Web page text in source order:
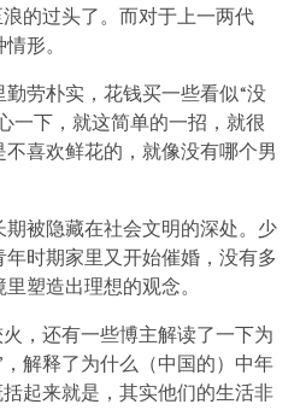
的过头了。而对于上一两代
形。
劳朴实，花钱买一些看似“没
一下，就这简单的一招，就很
喜欢鲜花的，就像没有哪个男
被隐藏在社会文明的深处。少
时期家里又开始催婚，没有多
塑造出理想的观念。
，还有一些博主解读了一下为
解释了为什么（中国的）中年
起来就是，其实他们的生活非